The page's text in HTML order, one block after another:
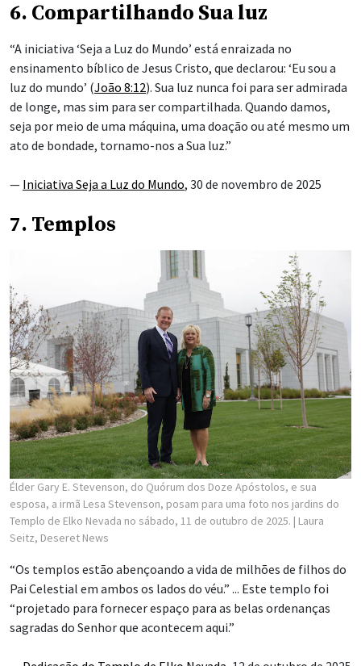
6. Compartilhando Sua luz
“A iniciativa ‘Seja a Luz do Mundo’ está enraizada no
ensinamento bíblico de Jesus Cristo, que declarou: ‘Eu sou a
luz do mundo’ (João 8:12). Sua luz nunca foi para ser admirada
de longe, mas sim para ser compartilhada. Quando damos,
seja por meio de uma máquina, uma doação ou até mesmo um
ato de bondade, tornamo-nos a Sua luz.”
— Iniciativa Seja a Luz do Mundo, 30 de novembro de 2025
7. Templos
Élder Gary E. Stevenson, do Quórum dos Doze Apóstolos, e sua
esposa, a irmã Lesa Stevenson, posam para uma foto nos jardins do
Templo de Elko Nevada no sábado, 11 de outubro de 2025. | Laura
Seitz, Deseret News
“Os templos estão abençoando a vida de milhões de filhos do
Pai Celestial em ambos os lados do véu.” ... Este templo foi
“projetado para fornecer espaço para as belas ordenanças
sagradas do Senhor que acontecem aqui.”